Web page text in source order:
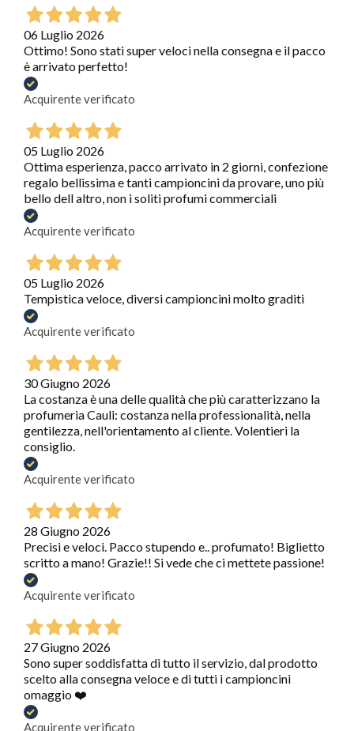
06 Luglio 2026
Ottimo! Sono stati super veloci nella consegna e il pacco
è arrivato perfetto!
Acquirente verificato
05 Luglio 2026
Ottima esperienza, pacco arrivato in 2 giorni, confezione
regalo bellissima e tanti campioncini da provare, uno più
bello dell altro, non i soliti profumi commerciali
Acquirente verificato
05 Luglio 2026
Tempistica veloce, diversi campioncini molto graditi
Acquirente verificato
30 Giugno 2026
La costanza è una delle qualità che più caratterizzano la
profumeria Cauli: costanza nella professionalità, nella
gentilezza, nell'orientamento al cliente. Volentieri la
consiglio.
Acquirente verificato
28 Giugno 2026
Precisi e veloci. Pacco stupendo e.. profumato! Biglietto
scritto a mano! Grazie!! Si vede che ci mettete passione!
Acquirente verificato
27 Giugno 2026
Sono super soddisfatta di tutto il servizio, dal prodotto
scelto alla consegna veloce e di tutti i campioncini
omaggio ❤️
Acquirente verificato